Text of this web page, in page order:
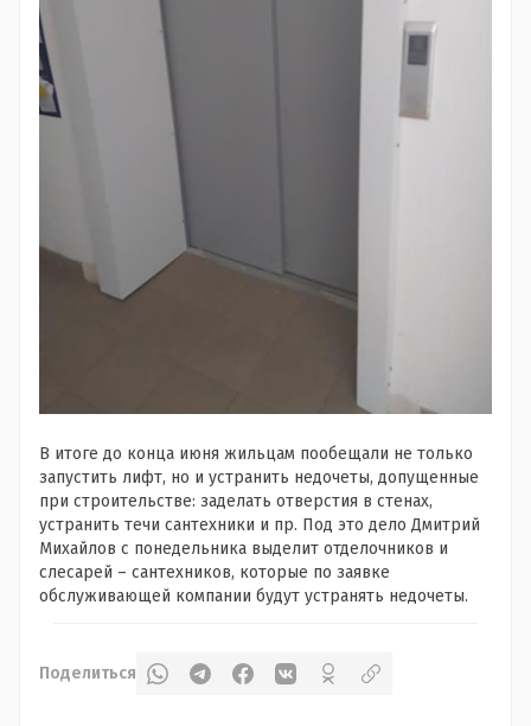
В итоге до конца июня жильцам пообещали не только
запустить лифт, но и устранить недочеты, допущенные
при строительстве: заделать отверстия в стенах,
устранить течи сантехники и пр. Под это дело Дмитрий
Михайлов с понедельника выделит отделочников и
слесарей – сантехников, которые по заявке
обслуживающей компании будут устранять недочеты.
Поделиться